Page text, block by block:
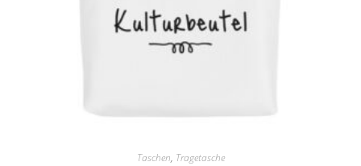
Taschen, Tragetasche